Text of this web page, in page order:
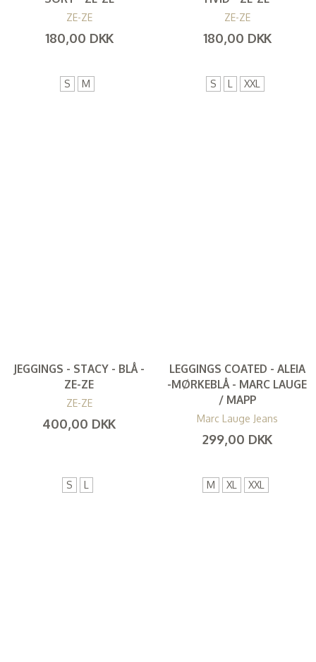
ZE-ZE
180,00 DKK
S M
ZE-ZE
180,00 DKK
S L XXL
JEGGINGS - STACY - BLÅ -
ZE-ZE
ZE-ZE
400,00 DKK
S L
LEGGINGS COATED - ALEIA
-MØRKEBLÅ - MARC LAUGE
/ MAPP
Marc Lauge Jeans
299,00 DKK
M XL XXL